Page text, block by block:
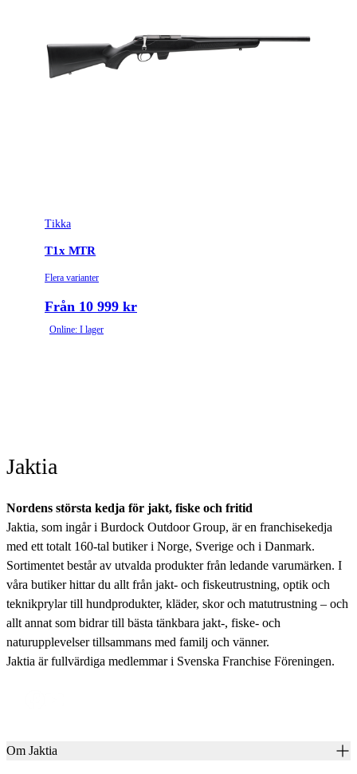
Tikka
T1x MTR
Flera varianter
Från 10 999 kr
Online: I lager
Jaktia
Nordens största kedja för jakt, fiske och fritid
Jaktia, som ingår i Burdock Outdoor Group, är en franchisekedja
med ett totalt 160-tal butiker i Norge, Sverige och i Danmark.
Sortimentet består av utvalda produkter från ledande varumärken. I
våra butiker hittar du allt från jakt- och fiskeutrustning, optik och
teknikprylar till hundprodukter, kläder, skor och matutrustning – och
allt annat som bidrar till bästa tänkbara jakt-, fiske- och
naturupplevelser tillsammans med familj och vänner.
Jaktia är fullvärdiga medlemmar i Svenska Franchise Föreningen.
Om Jaktia